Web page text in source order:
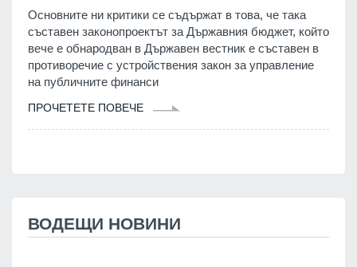
Основните ни критики се съдържат в това, че така
съставен законопроектът за Държавния бюджет, който
вече е обнародван в Държавен вестник е съставен в
противоречие с устройствения закон за управление
на публичните финанси
ПРОЧЕТЕТЕ ПОВЕЧЕ
ВОДЕЩИ НОВИНИ